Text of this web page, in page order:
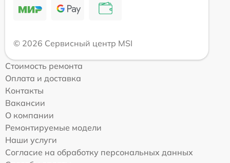
© 2026 Сервисный центр MSI
Стоимость ремонта
Оплата и доставка
Контакты
Вакансии
О компании
Ремонтируемые модели
Наши услуги
Согласие на обработку персональных данных